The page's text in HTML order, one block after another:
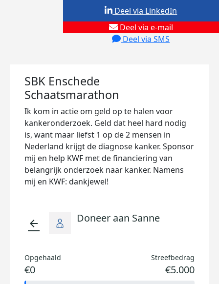
Deel via e-mail
Deel via SMS
Deel via LinkedIn
SBK Enschede
Schaatsmarathon
Ik kom in actie om geld op te halen voor
kankeronderzoek. Geld dat heel hard nodig
is, want maar liefst 1 op de 2 mensen in
Nederland krijgt de diagnose kanker. Sponsor
mij en help KWF met de financiering van
belangrijk onderzoek naar kanker. Namens
mij en KWF: dankjewel!
arrow_back Doneer aan Sanne
Opgehaald
€0
Streefbedrag
€5.000